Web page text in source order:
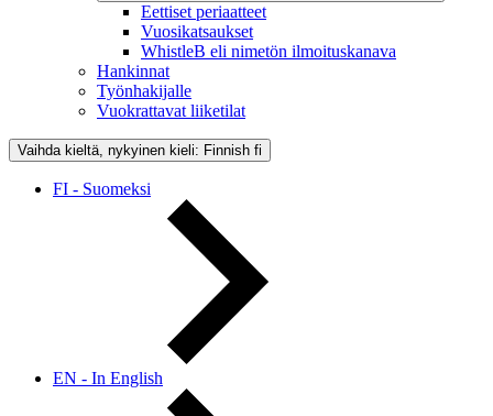
Eettiset periaatteet
Vuosikatsaukset
WhistleB eli nimetön ilmoituskanava
Hankinnat
Työnhakijalle
Vuokrattavat liiketilat
Vaihda kieltä, nykyinen kieli: Finnish fi
FI - Suomeksi
EN - In English